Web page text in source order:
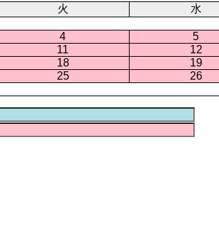
火 水
4 5
11 12
18 19
25 26